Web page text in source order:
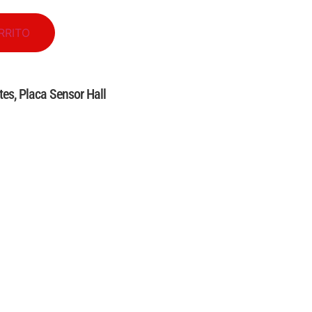
,Placa Sensor Hall